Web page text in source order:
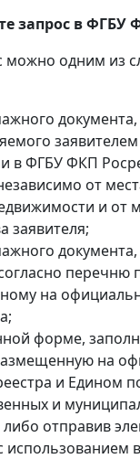
запрос в ФГБУ
можно одним из
документа,
в ФГБУ ФКП
от
и от
заявителя;
перечню
на
форме,
на
и Едином
и
отправив
использованием